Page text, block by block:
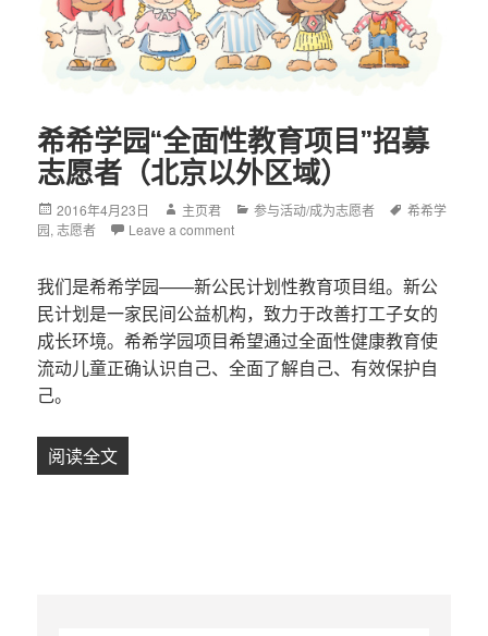
希希学园“全面性教育项目”招募
志愿者（北京以外区域）
Posted
on
2016年4月23日 Author
主页君 Categories
参与活动/成为志愿者 Tags
希希学
园,志愿者 Leave a comment
我们是希希学园——新公民计划性教育项目组。新公
民计划是一家民间公益机构，致力于改善打工子女的
成长环境。希希学园项目希望通过全面性健康教育使
流动儿童正确认识自己、全面了解自己、有效保护自
己。
阅读全文